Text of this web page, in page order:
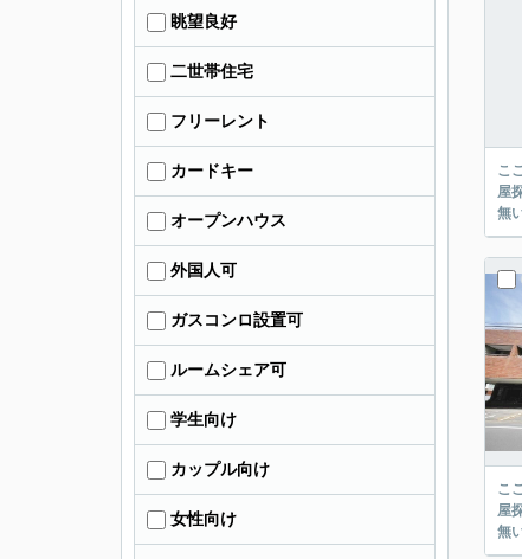
ここまでご
屋探
ここまでご
屋探
眺望良好
二世帯住宅
フリーレント
カードキー
オープンハウス
外国人可
ガスコンロ設置可
ルームシェア可
学生向け
カップル向け
女性向け